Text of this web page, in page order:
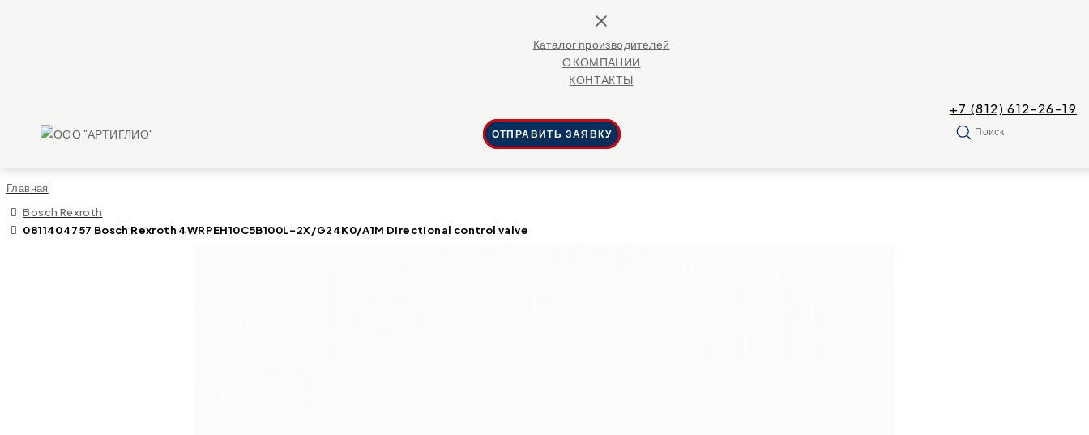
close
Каталог производителей
О КОМПАНИИ
КОНТАКТЫ
ОТПРАВИТЬ ЗАЯВКУ
+7 (812) 612-26-19
Поиск
Главная
Bosch Rexroth
0811404757 Bosch Rexroth 4WRPEH10C5B100L-2X/G24K0/A1M Directional control valve